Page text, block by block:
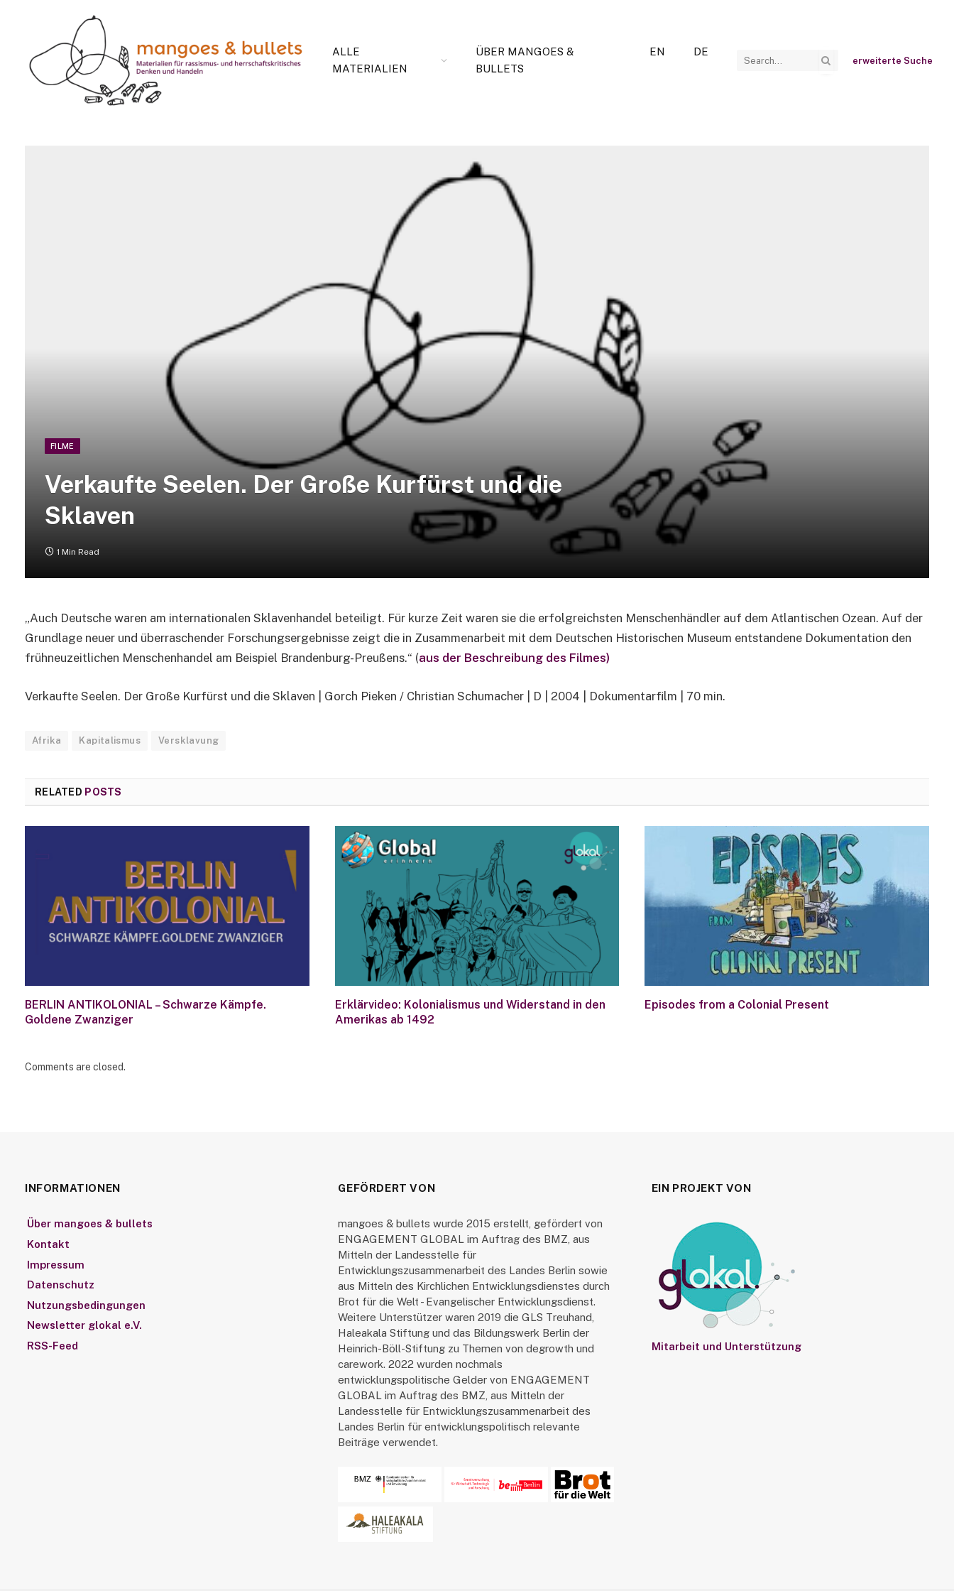
ALLE
MATERIALIEN
ÜBER MANGOES &
BULLETS
EN DE
erweiterte Suche
FILME
Verkaufte Seelen. Der Große Kurfürst und die
Sklaven
1 Min Read
„Auch Deutsche waren am internationalen Sklavenhandel beteiligt. Für kurze Zeit waren sie die erfolgreichsten Menschenhändler auf dem Atlantischen Ozean. Auf der
Grundlage neuer und überraschender Forschungsergebnisse zeigt die in Zusammenarbeit mit dem Deutschen Historischen Museum entstandene Dokumentation den
frühneuzeitlichen Menschenhandel am Beispiel Brandenburg-Preußens.“ (aus der Beschreibung des Filmes)
Verkaufte Seelen. Der Große Kurfürst und die Sklaven | Gorch Pieken / Christian Schumacher | D | 2004 | Dokumentarfilm | 70 min.
Afrika Kapitalismus Versklavung
RELATED POSTS
BERLIN ANTIKOLONIAL – Schwarze Kämpfe.
Goldene Zwanziger
Erklärvideo: Kolonialismus und Widerstand in den
Amerikas ab 1492
Episodes from a Colonial Present
Comments are closed.
INFORMATIONEN
Über mangoes & bullets
Kontakt
Impressum
Datenschutz
Nutzungsbedingungen
Newsletter glokal e.V.
RSS-Feed
GEFÖRDERT VON
mangoes & bullets wurde 2015 erstellt, gefördert von
ENGAGEMENT GLOBAL im Auftrag des BMZ, aus
Mitteln der Landesstelle für
Entwicklungszusammenarbeit des Landes Berlin sowie
aus Mitteln des Kirchlichen Entwicklungsdienstes durch
Brot für die Welt - Evangelischer Entwicklungsdienst.
Weitere Unterstützer waren 2019 die GLS Treuhand,
Haleakala Stiftung und das Bildungswerk Berlin der
Heinrich-Böll-Stiftung zu Themen von degrowth und
carework. 2022 wurden nochmals
entwicklungspolitische Gelder von ENGAGEMENT
GLOBAL im Auftrag des BMZ, aus Mitteln der
Landesstelle für Entwicklungszusammenarbeit des
Landes Berlin für entwicklungspolitisch relevante
Beiträge verwendet.
EIN PROJEKT VON
Mitarbeit und Unterstützung